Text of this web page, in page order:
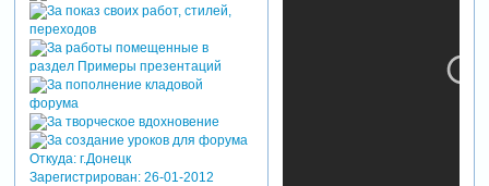
Откуда:г.Донецк
Зарегистрирован: 26-01-2012